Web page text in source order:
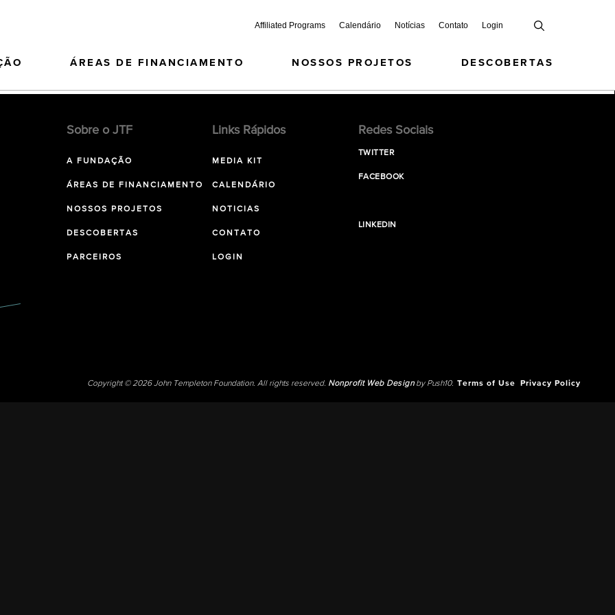
Affiliated Programs Calendário Notícias Contato Login
ÁREAS DE FINANCIAMENTO NOSSOS PROJETOS DESCOBERTAS
Sobre o JTF
A FUNDAÇÃO
ÁREAS DE FINANCIAMENTO
NOSSOS PROJETOS
DESCOBERTAS
PARCEIROS
Links Rápidos
MEDIA KIT
CALENDÁRIO
NOTICIAS
CONTATO
LOGIN
Redes Sociais
TWITTER
FACEBOOK
LINKEDIN
Copyright © 2026 John Templeton Foundation. All rights reserved. Nonprofit Web Designby Push10. Terms of Use Privacy Policy